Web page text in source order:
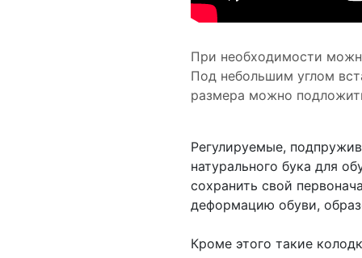
При необходимости
Под небольшим углом
размера можно
Регулируемые,
натурального бука для
сохранить свой
деформацию обуви,
Кроме этого такие